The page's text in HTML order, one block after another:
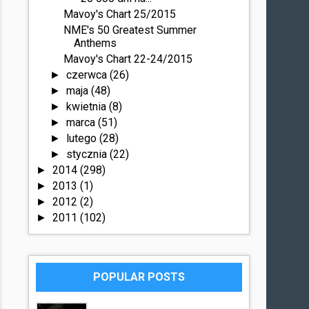
Mavoy's Chart 25/2015
NME's 50 Greatest Summer
Anthems
Mavoy's Chart 22-24/2015
► czerwca (26)
► maja (48)
► kwietnia (8)
► marca (51)
► lutego (28)
► stycznia (22)
►2014(298)
►2013(1)
►2012(2)
►2011(102)
POPULAR POSTS